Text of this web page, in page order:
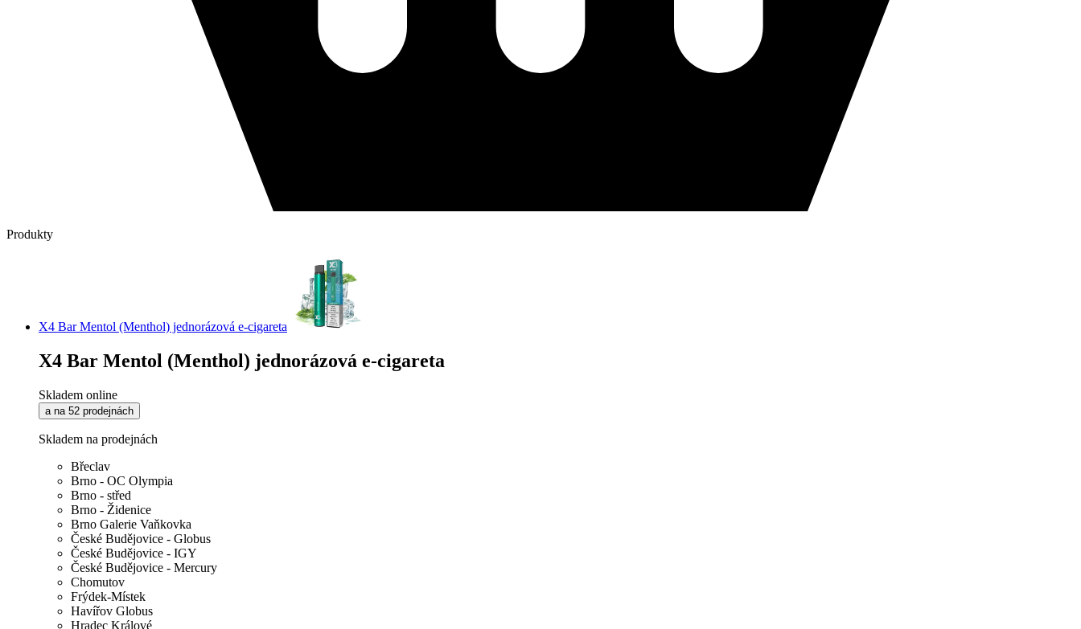
Produkty
X4 Bar Mentol (Menthol) jednorázová e-cigareta
X4 Bar Mentol (Menthol) jednorázová e-cigareta
Skladem online
a na 52 prodejnách
Skladem na prodejnách
Břeclav
Brno - OC Olympia
Brno - střed
Brno - Židenice
Brno Galerie Vaňkovka
České Budějovice - Globus
České Budějovice - IGY
České Budějovice - Mercury
Chomutov
Frýdek-Místek
Havířov Globus
Hradec Králové